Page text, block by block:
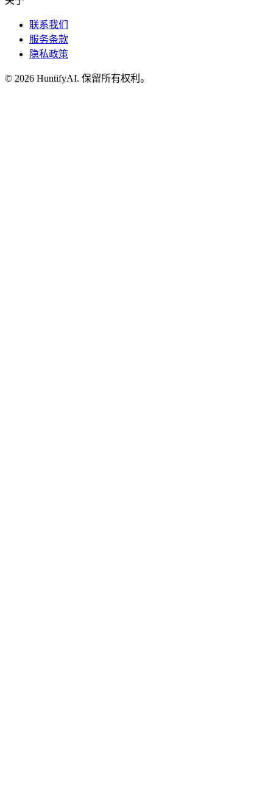
联系我们
服务条款
隐私政策
© 2026 HuntifyAI. 保留所有权利。